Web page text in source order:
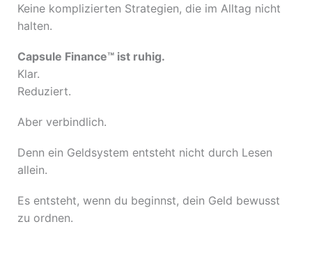
Keine komplizierten Strategien, die im Alltag nicht
halten.
Capsule Finance™ ist ruhig.
Klar.
Reduziert.
Aber verbindlich.
Denn ein Geldsystem entsteht nicht durch Lesen
allein.
Es entsteht, wenn du beginnst, dein Geld bewusst
zu ordnen.